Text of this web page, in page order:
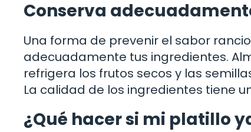
Conserva
Una forma de prevenir el sabor
adecuadamente tus ingredientes.
refrigera los frutos secos y las
La calidad de los ingredientes tiene
¿Qué hacer si mi platillo